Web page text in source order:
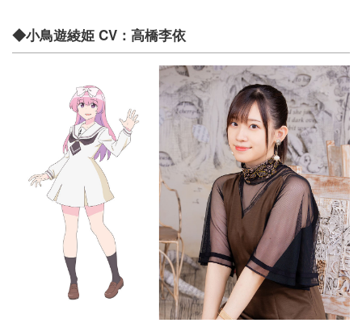
◆小鳥遊綾姫 CV：高橋李依